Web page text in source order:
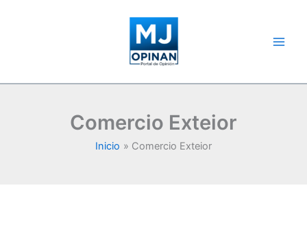
Comercio Exteior
Inicio Comercio Exteior